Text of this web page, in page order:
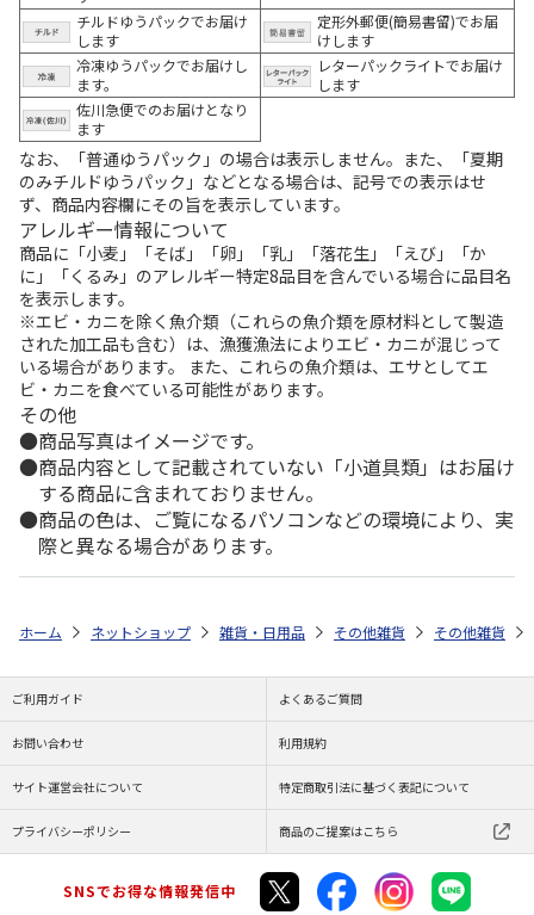
チルドゆうパックでお届け
します
定形外郵便(簡易書留)でお届
けします
冷凍ゆうパックでお届けし
ます。
レターパックライトでお届け
します
佐川急便でのお届けとなり
ます
なお、「普通ゆうパック」の場合は表示しません。また、「夏期
のみチルドゆうパック」などとなる場合は、記号での表示はせ
ず、商品内容欄にその旨を表示しています。
アレルギー情報について
商品に「小麦」「そば」「卵」「乳」「落花生」「えび」「か
に」「くるみ」のアレルギー特定8品目を含んでいる場合に品目名
を表示します。
※エビ・カニを除く魚介類（これらの魚介類を原材料として製造
された加工品も含む）は、漁獲漁法によりエビ・カニが混じって
いる場合があります。 また、これらの魚介類は、エサとしてエ
ビ・カニを食べている可能性があります。
その他
商品写真はイメージです。
商品内容として記載されていない「小道具類」はお届け
する商品に含まれておりません。
商品の色は、ご覧になるパソコンなどの環境により、実
際と異なる場合があります。
ホーム ネットショップ 雑貨・日用品 その他雑貨 その他雑貨
ご利用ガイド よくあるご質問
お問い合わせ 利用規約
サイト運営会社について 特定商取引法に基づく表記について
プライバシーポリシー 商品のご提案はこちら
SNSでお得な情報発信中